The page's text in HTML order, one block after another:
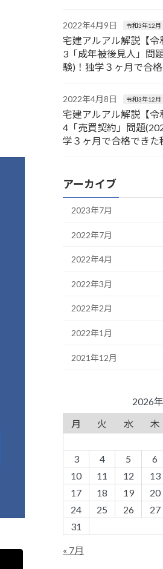
2022年4月9日 令和3年12月
宅建アルアル解説【令
3「成年被後見人」問
験)！独学３ヶ月で合
2022年4月8日 令和3年12月
宅建アルアル解説【令
4「売買契約」問題
学３ヶ月で合格でき
アーカイブ
2023年7月
2022年7月
2022年4月
2022年3月
2022年2月
2022年1月
2021年12月
2026
月
火 水 木
3
4 5 6
10
11 12 13
17
18 19 20
24
25 26 27
31
« 7月